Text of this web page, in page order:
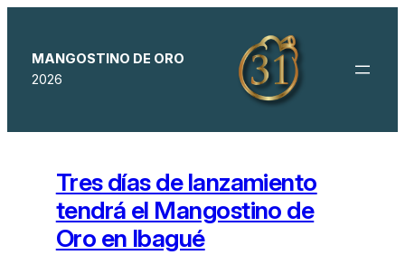
contenido
MANGOSTINO DE ORO
2026
Tres días de lanzamiento
tendrá el Mangostino de
Oro en Ibagué